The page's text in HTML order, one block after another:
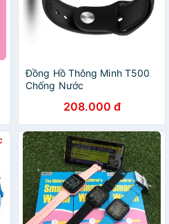
Đồng Hồ Thông Minh T500
Chống Nước
208.000 đ